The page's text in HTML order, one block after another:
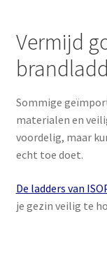
Vermijd
Sommige
materialen en
voordelig, maar
echt toe doet.
De ladders van
je gezin veilig te